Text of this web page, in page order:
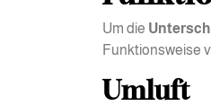
Um die
Funktionsweise
Umluft